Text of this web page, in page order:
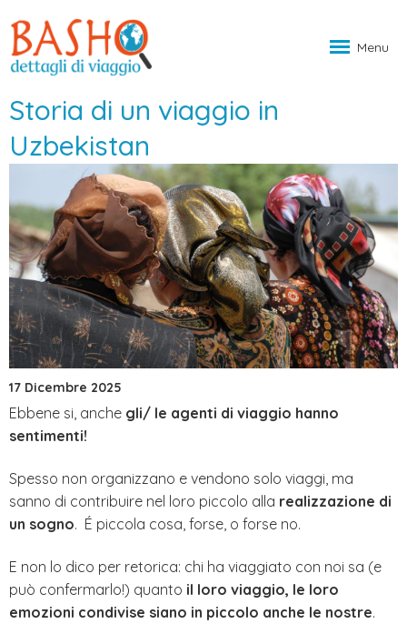
Menu
Storia di un viaggio in
Uzbekistan
17 Dicembre 2025
Ebbene si, anche gli/ le agenti di viaggio hanno
sentimenti!
Spesso non organizzano e vendono solo viaggi, ma
sanno di contribuire nel loro piccolo alla realizzazione di
un sogno. É piccola cosa, forse, o forse no.
E non lo dico per retorica: chi ha viaggiato con noi sa (e
può confermarlo!) quanto il loro viaggio, le loro
emozioni condivise siano in piccolo anche le nostre.